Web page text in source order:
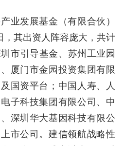
业发展基金（有限合伙）
，其出资人阵容庞大，共计
市引导基金、苏州工业园
厦门市金园投资集团有限
国资平台； 中国人寿、
人
子科技集团有限公司、中
深圳华大基因科技有限公
市公司。建信领航战略性